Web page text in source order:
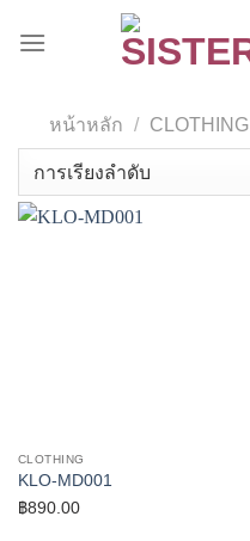
หน้าหลัก / CLOTHING
CLOTHING
KLO-MD001
฿890.00